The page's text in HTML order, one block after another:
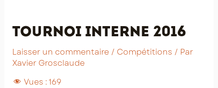
Tournoi interne 2016
Laisser un commentaire / Compétitions / Par
Xavier Grosclaude
Vues :169